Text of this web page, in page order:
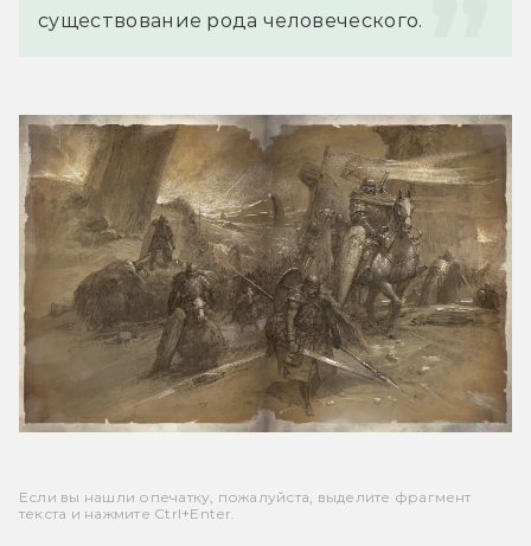
существование рода человеческого.
Если вы нашли опечатку, пожалуйста, выделите фрагмент
текста и нажмите Ctrl+Enter.